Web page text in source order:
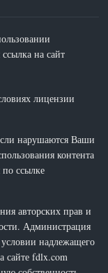
на сайт
лицензии
нарушаются Ваши
контента
ссылке
авторских прав и
Администрация
условии надлежащего
сайте fdlx.com